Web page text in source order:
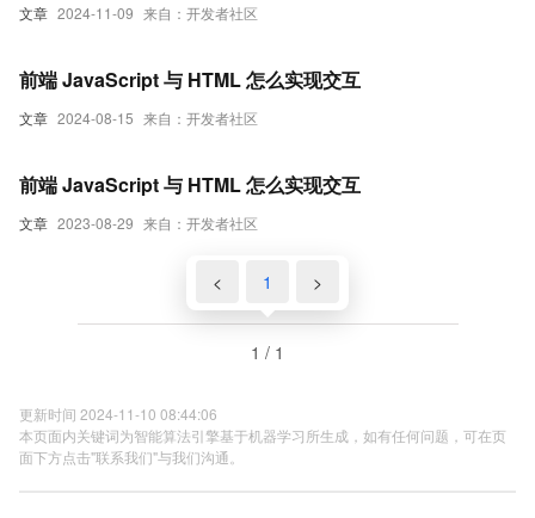
文章 2024-11-09 来自：开发者社区
文章 2024-08-15 来自：开发者社区
前端 JavaScript 与 HTML 怎么实现交互
文章 2023-08-29 来自：开发者社区
前端 JavaScript 与 HTML 怎么实现交互
< 1 >
1 / 1
更新时间 2024-11-10 08:44:06
本页面内关键词为智能算法引擎基于机器学习所生成，如有任何问题，可在页
面下方点击"联系我们"与我们沟通。